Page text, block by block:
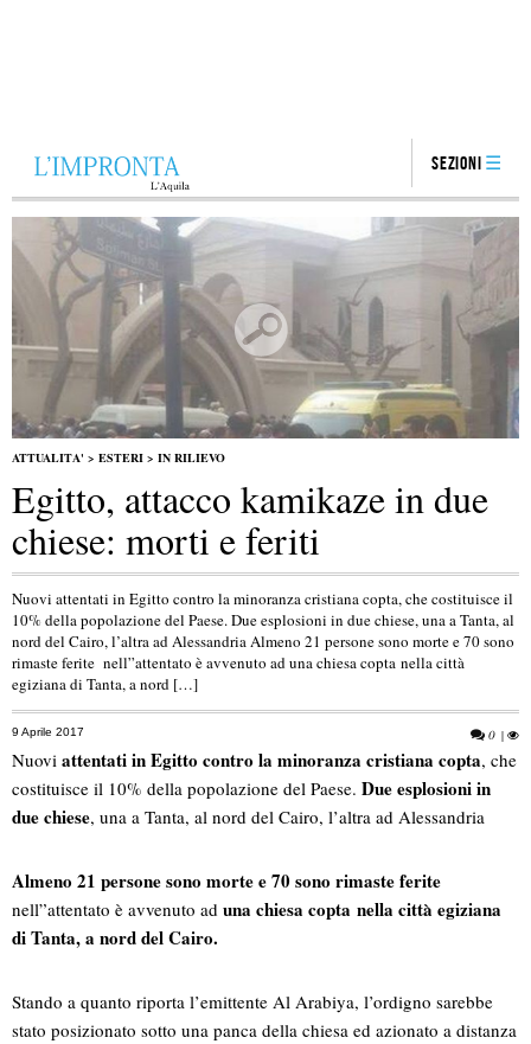
Sezioni
ATTUALITA' > ESTERI > IN RILIEVO
Egitto, attacco kamikaze in due
chiese: morti e feriti
Nuovi attentati in Egitto contro la minoranza cristiana copta, che costituisce il
10% della popolazione del Paese. Due esplosioni in due chiese, una a Tanta, al
nord del Cairo, l’altra ad Alessandria Almeno 21 persone sono morte e 70 sono
rimaste ferite nell”attentato è avvenuto ad una chiesa copta nella città
egiziana di Tanta, a nord […]
9 Aprile 2017 0 |
Nuovi attentati in Egitto contro la minoranza cristiana copta, che
costituisce il 10% della popolazione del Paese. Due esplosioni in
due chiese, una a Tanta, al nord del Cairo, l’altra ad Alessandria
Almeno 21 persone sono morte e 70 sono rimaste ferite
nell”attentato è avvenuto ad una chiesa copta nella città egiziana
di Tanta, a nord del Cairo.
Stando a quanto riporta l’emittente Al Arabiya, l’ordigno sarebbe
stato posizionato sotto una panca della chiesa ed azionato a distanza